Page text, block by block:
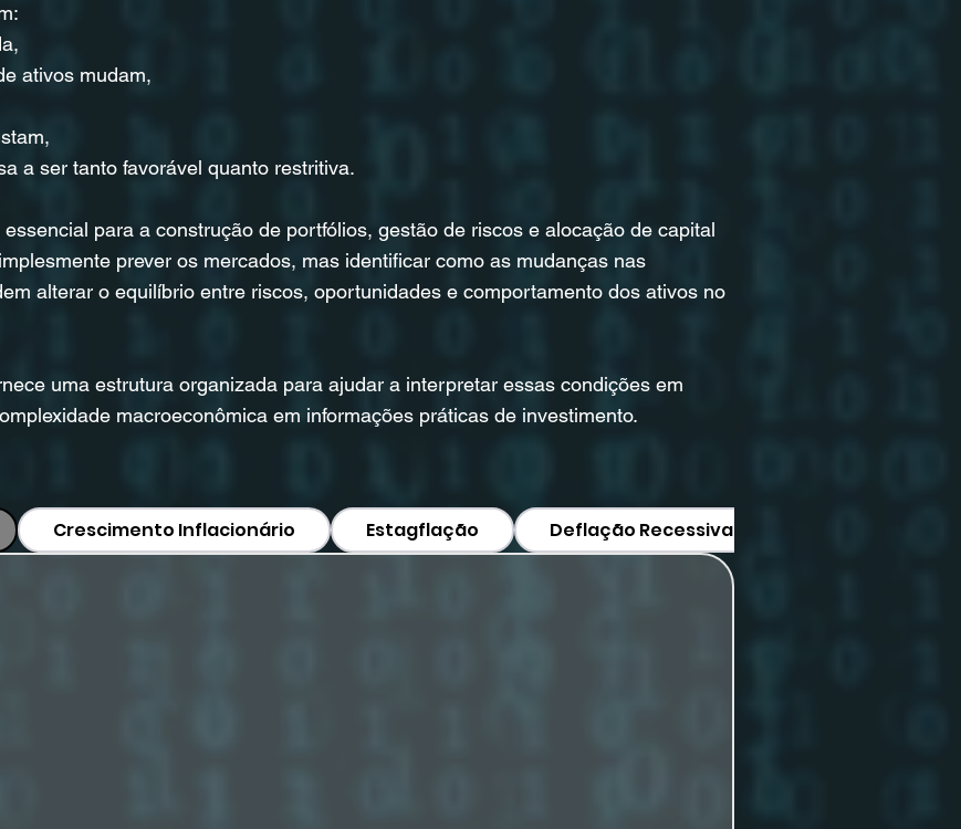
ativos mudam,
a ser tanto favorável quanto restritiva.
para a construção de portfólios, gestão de riscos e alocação de capital
prever os mercados, mas identificar como as mudanças nas
alterar o equilíbrio entre riscos, oportunidades e comportamento dos ativos no
uma estrutura organizada para ajudar a interpretar essas condições em
macroeconômica em informações práticas de investimento.
Crescimento Inflacionário Estagflação Deflação Recessiva